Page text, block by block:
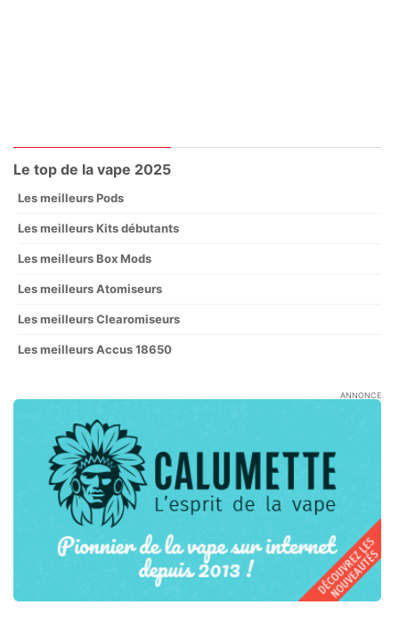
Le top de la vape 2025
Les meilleurs Pods
Les meilleurs Kits débutants
Les meilleurs Box Mods
Les meilleurs Atomiseurs
Les meilleurs Clearomiseurs
Les meilleurs Accus 18650
ANNONCE